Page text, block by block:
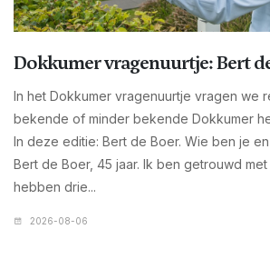
Dokkumer vragenuurtje: Bert
In het Dokkumer vragenuurtje vragen we
bekende of minder bekende Dokkumer
In deze editie: Bert de Boer. Wie ben je
Bert de Boer, 45 jaar. Ik ben getrouwd
hebben drie...
2026-08-06